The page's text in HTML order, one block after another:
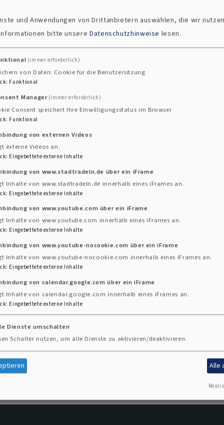
Gockel?
Umwelt-Audit-System EMAS (Eco
in Unternehmen und Institutionen
über die Einhaltung der gesetztlichen
turnusmäßiger Soll-Ist-Vergleich gehören zu
der Kirche auf der Basis von EMAS. Es ist
Grüne Gockel auf ehrenamtlichen Strukturen
Umweltauswirkungen. Der Grüne Gockel,
in Württemberg eingeführt. Sein Name
Verantwortung für Schöpfung leugnen.
und Anwendungen von Drittanbietern auswählen, die wir
bitte unsere Datenschutzhinweise lesen.
(immer erforderlich)
von Daten: Cookie für die Benutzersitzung
: Funktional
Manager (immer erforderlich)
Consent speichert Ihre Einwilligungsstatus im Browser
: Funktional
von externen Videos
externe Videos an.
: Eingebettete externe Inhalte
von www.stadtradeln.de über ein iFrame
Inhalte von www.stadtradeln.de innerhalb eines iFrames an.
: Eingebettete externe Inhalte
von www.youtube.com über ein iFrame
Inhalte von www.youtube.com innerhalb eines iFrames an.
: Eingebettete externe Inhalte
von www.youtube-nocookie.com über ein iFrame
Inhalte von www.youtube-nocookie.com innerhalb eines iFrames an.
: Eingebettete externe Inhalte
von calendar.google.com über ein iFrame
Inhalte von calendar.google.com innerhalb eines iFrames an.
: Eingebettete externe Inhalte
Dienste umschalten
Schalter nutzen, um alle Dienste zu aktivieren/deaktivieren.
Alle